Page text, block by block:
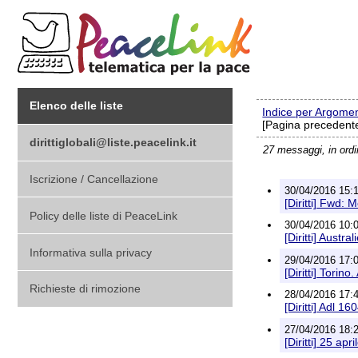
Elenco delle liste
dirittiglobali@liste.peacelink.it
Iscrizione / Cancellazione
Policy delle liste di PeaceLink
Informativa sulla privacy
Richieste di rimozione
Indice per
[Pagina
27 messaggi, in
30/04/2016
[Diritti] Fwd:
30/04/2016
[Diritti]
29/04/2016
[Diritti]
28/04/2016
[Diritti] Adl
27/04/2016
[Diritti] 25